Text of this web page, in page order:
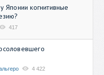
Японии когнитивные
417
4 422